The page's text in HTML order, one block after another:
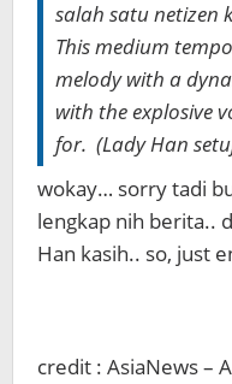
salah satu netizen
This medium
melody with a
with the explosive
for. (Lady Han
wokay… sorry tadi
lengkap nih berita..
Han kasih.. so, just
credit : AsiaNews –